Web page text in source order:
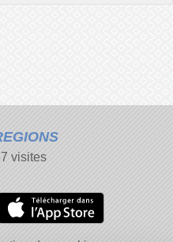
visites